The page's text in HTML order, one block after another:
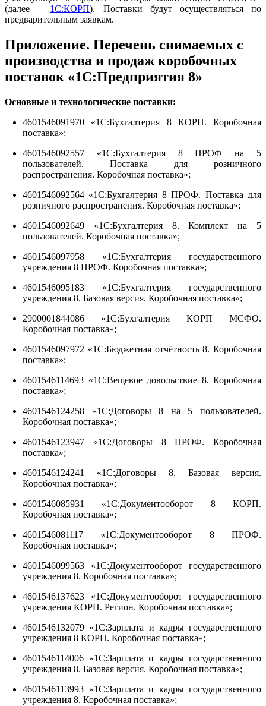
(далее – 1С:КОРП). Поставки будут осуществляться по
предварительным заявкам.
Приложение. Перечень снимаемых с
производства и продаж коробочных
поставок «1С:Предприятия 8»
Основные и технологические поставки:
4601546091970 «1С:Бухгалтерия 8 КОРП. Коробочная
поставка»;
4601546092557 «1С:Бухгалтерия 8 ПРОФ на 5
пользователей. Поставка для розничного
распространения. Коробочная поставка»;
4601546092564 «1С:Бухгалтерия 8 ПРОФ. Поставка для
розничного распространения. Коробочная поставка»;
4601546092649 «1С:Бухгалтерия 8. Комплект на 5
пользователей. Коробочная поставка»;
4601546097958 «1С:Бухгалтерия государственного
учреждения 8 ПРОФ. Коробочная поставка»;
4601546095183 «1С:Бухгалтерия государственного
учреждения 8. Базовая версия. Коробочная поставка»;
2900001844086 «1С:Бухгалтерия КОРП МСФО.
Коробочная поставка»;
4601546097972 «1С:Бюджетная отчётность 8. Коробочная
поставка»;
4601546114693 «1С:Вещевое довольствие 8. Коробочная
поставка»;
4601546124258 «1С:Договоры 8 на 5 пользователей.
Коробочная поставка»;
4601546123947 «1С:Договоры 8 ПРОФ. Коробочная
поставка»;
4601546124241 «1С:Договоры 8. Базовая версия.
Коробочная поставка»;
4601546085931 «1С:Документооборот 8 КОРП.
Коробочная поставка»;
4601546081117 «1С:Документооборот 8 ПРОФ.
Коробочная поставка»;
4601546099563 «1С:Документооборот государственного
учреждения 8. Коробочная поставка»;
4601546137623 «1С:Документооборот государственного
учреждения КОРП. Регион. Коробочная поставка»;
4601546132079 «1С:Зарплата и кадры государственного
учреждения 8 КОРП. Коробочная поставка»;
4601546114006 «1С:Зарплата и кадры государственного
учреждения 8. Базовая версия. Коробочная поставка»;
4601546113993 «1С:Зарплата и кадры государственного
учреждения 8. Коробочная поставка»;